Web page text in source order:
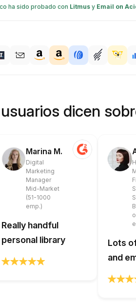
ha sido probado con Litmus y Email on
dicen
Marina M.
Digital
Marketing
Manager
Mid-Market
(51-1000
emp.)
Really handful
personal library
Lots
and